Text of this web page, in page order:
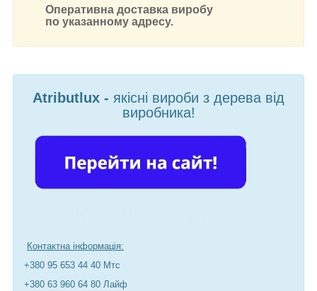
Оперативна доставка виробу
по указанному адресу.
Atributlux - якісні вироби з дерева від
виробника!
Контактна інформація:
+380 95 653 44 40 Мтс
+380 63 960 64 80 Лайф